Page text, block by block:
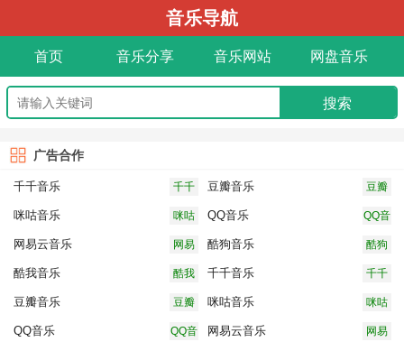
音乐导航
首页 音乐分享 音乐网站 网盘音乐
广告合作
千千
千千音乐
豆瓣
豆瓣音乐
咪咕
咪咕音乐
QQ音
QQ音乐
网易
乐
网易云音乐
酷狗
酷狗音乐
酷我
酷我音乐
千千
千千音乐
豆瓣
豆瓣音乐
咪咕
咪咕音乐
QQ音
QQ音乐
网易
网易云音乐